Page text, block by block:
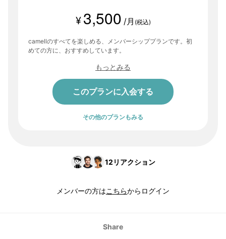
¥ 3,500 /月 (税込)
camellのすべてを楽しめる、メンバーシッププランです。初
めての方に、おすすめしています。
もっとみる
このプランに入会する
その他のプランもみる
12 リアクション
メンバーの方はこちらからログイン
Share